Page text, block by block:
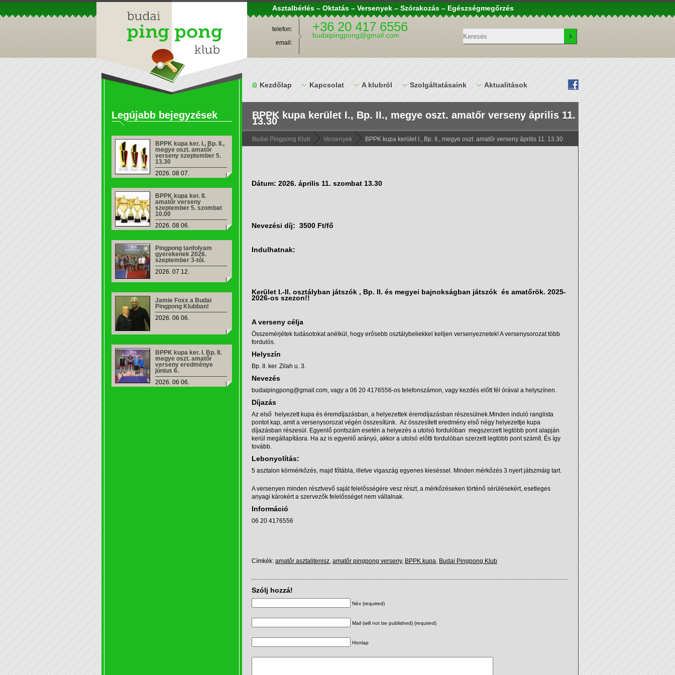
Asztalbérlés – Oktatás – Versenyek – Szórakozás – Egészségmegőrzés
telefon:
email:
+36 20 417 6556
budaipingpong@gmail.com
Kezdőlap Kapcsolat A klubról Szolgáltatásaink Aktualitások
Legújabb bejegyzések
BPPK kupa ker. I., Bp. II.,
megye oszt. amatőr
verseny szeptember 5.
13.30
2026. 08 07.
BPPK kupa ker. II.
amatőr verseny
szeptember 5. szombat
10.00
2026. 08 06.
Pingpong tanfolyam
gyerekenek 2026.
szeptember 3-tól.
2026. 07 12.
Jamie Foxx a Budai
Pingpong Klubban!
2026. 06 06.
BPPK kupa ker. I. Bp. II.
megye oszt. amatőr
verseny eredménye
június 6.
2026. 06 06.
BPPK kupa kerület I., Bp. II., megye oszt. amatőr verseny április 11.
13.30
Budai Pingpong Klub Versenyek BPPK kupa kerület I., Bp. II., megye oszt. amatőr verseny április 11. 13.30
Dátum: 2026. április 11. szombat 13.30
Nevezési díj: 3500 Ft/fő
Indulhatnak:
Kerület I.-II. osztályban játszók , Bp. II. és megyei bajnokságban játszók és amatőrök. 2025-
2026-os szezon!!
A verseny célja
Összemérjétek tudásotokat anélkül, hogy erősebb osztálybeliekkel kelljen versenyeznetek! A versenysorozat több
fordulós.
Helyszín
Bp. II. ker. Zilah u. 3.
Nevezés
budaipingpong@gmail.com, vagy a 06 20 4176556-os telefonszámon, vagy kezdés előtt fél órával a helyszínen.
Díjazás
Az első helyezett kupa és éremdíjazásban, a helyezettek éremdíjazásban részesülnek.Minden induló ranglista
pontot kap, amit a versenysorozat végén összesítünk. Az összesített eredmény első négy helyezettje kupa
díjazásban részesül. Egyenlő pontszám esetén a helyezés a utolsó fordulóban megszerzett legtöbb pont alapján
kerül megállapításra. Ha az is egyenlő arányú, akkor a utolsó előtti fordulóban szerzett legtöbb pont számít. És így
tovább.
Lebonyolítás:
5 asztalon körmérkőzés, majd főtábla, illetve vigaszág egyenes kieséssel. Minden mérkőzés 3 nyert játszmáig tart.
A versenyen minden résztvevő saját felelősségére vesz részt, a mérkőzéseken történő sérülésekért, esetleges
anyagi károkért a szervezők felelősséget nem vállalnak.
Információ
06 20 4176556
Címkék: amatőr asztalitenisz, amatőr pingpong verseny, BPPK kupa, Budai Pingpong Klub
Szólj hozzá!
Név (required)
Mail (will not be published) (required)
Honlap